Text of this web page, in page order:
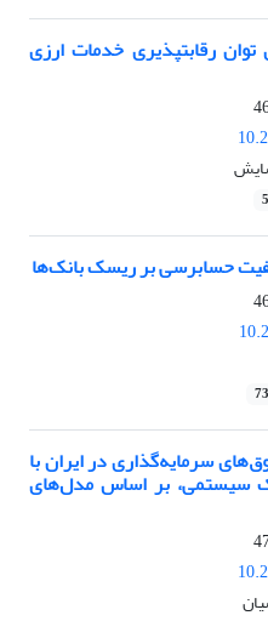
توان رقابت‏پذیری خدمات ارزی
حسابرسی بر ریسک بانک‌ها
سرمایه‌گذاری در ایران با
سیستمی، بر اساس مدل‌های